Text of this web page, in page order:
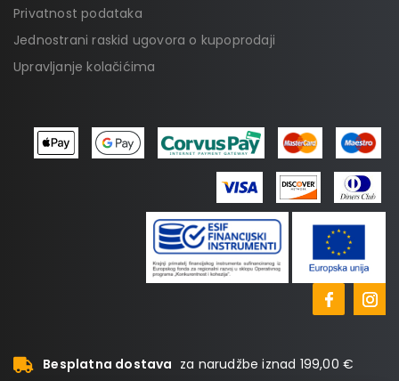
Privatnost podataka
Jednostrani raskid ugovora o kupoprodaji
Upravljanje kolačićima
Besplatna dostava za narudžbe iznad 199,00 €